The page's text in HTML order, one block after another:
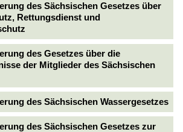
des Sächsischen Gesetzes über
Rettungsdienst und
des Gesetzes über die
der Mitglieder des Sächsischen
des Sächsischen Wassergesetzes
des Sächsischen Gesetzes zur